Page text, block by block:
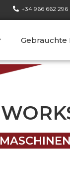
Gebrauchte
+34 966 662 296